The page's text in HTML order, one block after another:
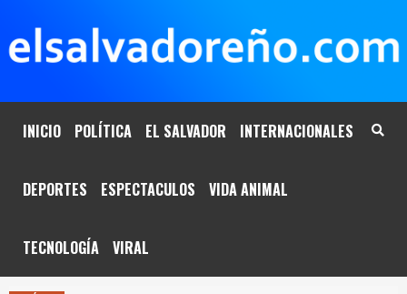
contenido
INICIO POLÍTICA EL SALVADOR INTERNACIONALES
DEPORTES ESPECTACULOS VIDA ANIMAL
TECNOLOGÍA VIRAL